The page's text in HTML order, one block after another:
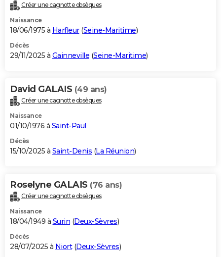
Créer une cagnotte obsèques
Naissance
18/06/1975 à Harfleur(Seine-Maritime)
Décès
29/11/2025 à Gainneville (Seine-Maritime)
David GALAIS (49 ans)
Créer une cagnotte obsèques
Naissance
01/10/1976 à Saint-Paul
Décès
15/10/2025 à Saint-Denis (La Réunion)
Roselyne GALAIS (76 ans)
Créer une cagnotte obsèques
Naissance
18/04/1949 à Surin (Deux-Sèvres)
Décès
28/07/2025 à Niort(Deux-Sèvres)